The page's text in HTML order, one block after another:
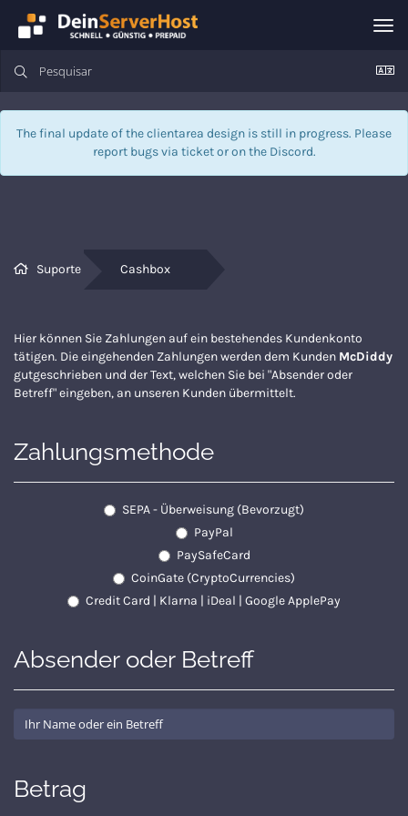
The final update of the clientarea design is still in progress. Please
report bugs via ticketor on the Discord.
Suporte Cashbox
Hier können Sie Zahlungen auf ein bestehendes Kundenkonto
tätigen. Die eingehenden Zahlungen werden dem Kunden McDiddy
gutgeschrieben und der Text, welchen Sie bei "Absender oder
Betreff" eingeben, an unseren Kunden übermittelt.
Zahlungsmethode
SEPA - Überweisung (Bevorzugt)
PayPal
PaySafeCard
CoinGate (CryptoCurrencies)
Credit Card | Klarna | iDeal | Google ApplePay
Absender oder Betreff
Betrag